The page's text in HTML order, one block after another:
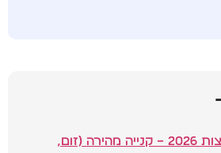
מצלמות רשת מומלצות 2026 – קנייה מהירה (זום,